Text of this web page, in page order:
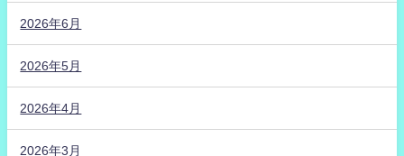
2026年6月
2026年5月
2026年4月
2026年3月